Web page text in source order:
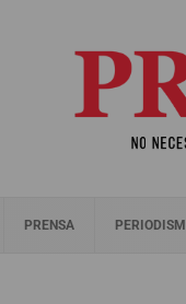
PRENSA